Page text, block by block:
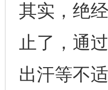
其实，绝
止了，通
出汗等不